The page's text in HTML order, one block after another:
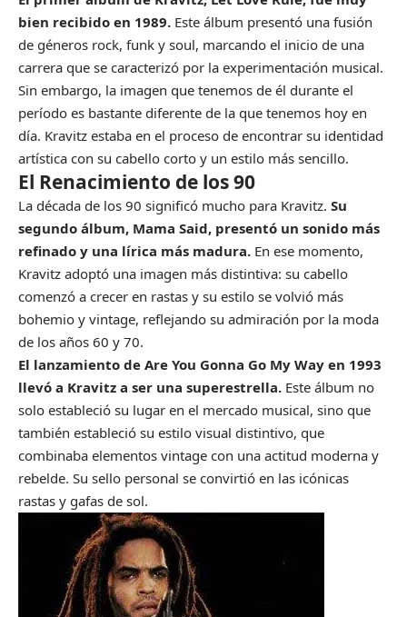
bien recibido en 1989. Este álbum presentó una fusión
de géneros rock, funk y soul, marcando el inicio de una
carrera que se caracterizó por la experimentación musical.
Sin embargo, la imagen que tenemos de él durante el
período es bastante diferente de la que tenemos hoy en
día. Kravitz estaba en el proceso de encontrar su identidad
artística con su cabello corto y un estilo más sencillo.
El Renacimiento de los 90
La década de los 90 significó mucho para Kravitz. Su
segundo álbum, Mama Said, presentó un sonido más
refinado y una lírica más madura. En ese momento,
Kravitz adoptó una imagen más distintiva: su cabello
comenzó a crecer en rastas y su estilo se volvió más
bohemio y vintage, reflejando su admiración por la moda
de los años 60 y 70.
El lanzamiento de Are You Gonna Go My Way en 1993
llevó a Kravitz a ser una superestrella. Este álbum no
solo estableció su lugar en el mercado musical, sino que
también estableció su estilo visual distintivo, que
combinaba elementos vintage con una actitud moderna y
rebelde. Su sello personal se convirtió en las icónicas
rastas y gafas de sol.